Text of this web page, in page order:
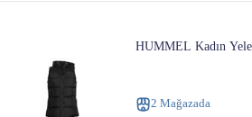
HUMMEL Kadın
2 Mağazada